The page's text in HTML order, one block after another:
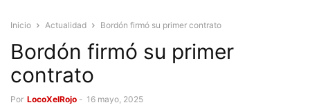
Inicio Actualidad Bordón firmó su primer contrato
Bordón firmó su primer
contrato
Por LocoXelRojo - 16 mayo, 2025